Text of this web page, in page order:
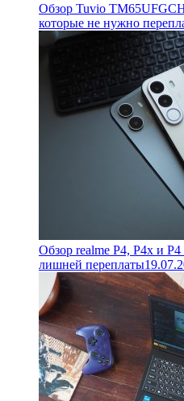
Обзор Tuvio
которые не нужно
Обзор realme P4, P4x и
лишней переплаты